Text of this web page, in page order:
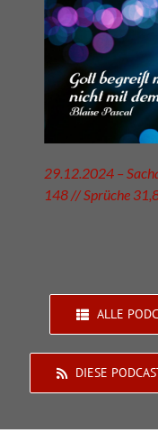
29.12.2024 –
148 // Sprüche
ALLE
DIESE